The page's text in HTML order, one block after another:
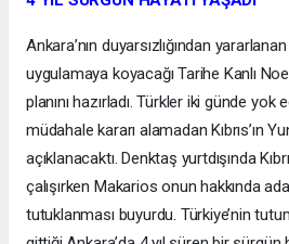
Ankara’nın duyarsızlığından
uygulamaya koyacağı Tarihe Kanlı
planını hazırladı. Türkler iki günde yok
müdahale kararı alamadan Kıbrıs’ın
açıklanacaktı. Denktaş yurtdışında
çalışırken Makarios onun hakkında
tutuklanması buyurdu. Türkiye’nin